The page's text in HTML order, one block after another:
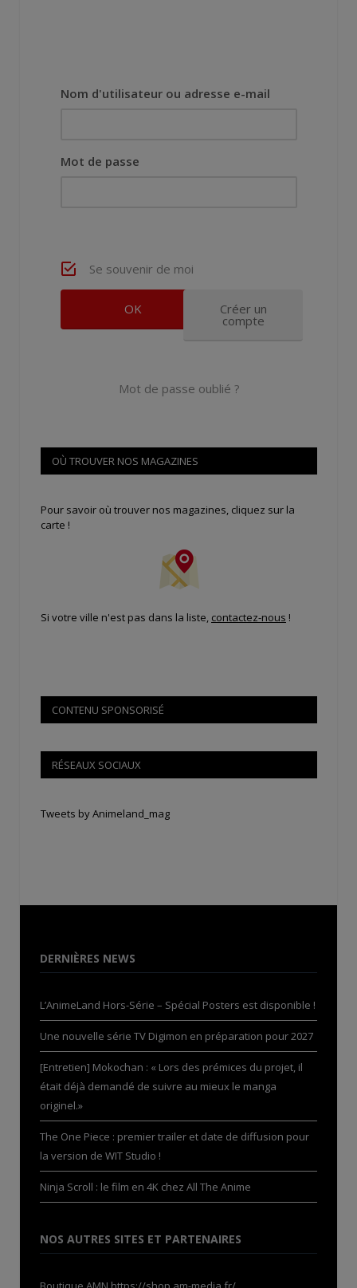
Nom d'utilisateur ou adresse e-mail
Mot de passe
Se souvenir de moi
Créer un
compte
Mot de passe oublié ?
OÙ TROUVER NOS MAGAZINES
Pour savoir où trouver nos magazines, cliquez sur la
carte !
Si votre ville n'est pas dans la liste, contactez-nous !
CONTENU SPONSORISÉ
RÉSEAUX SOCIAUX
Tweets by Animeland_mag
DERNIÈRES NEWS
L’AnimeLand Hors-Série – Spécial Posters est disponible !
Une nouvelle série TV Digimon en préparation pour 2027
[Entretien] Mokochan : « Lors des prémices du projet, il
était déjà demandé de suivre au mieux le manga
originel.»
The One Piece : premier trailer et date de diffusion pour
la version de WIT Studio !
Ninja Scroll : le film en 4K chez All The Anime
NOS AUTRES SITES ET PARTENAIRES